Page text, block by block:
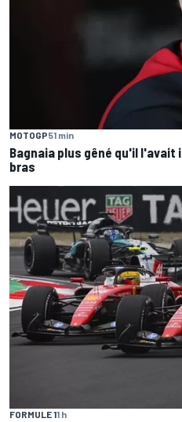
MOTOGP51 min
Bagnaia plus gêné qu'il l'avait
bras
FORMULE 11 h